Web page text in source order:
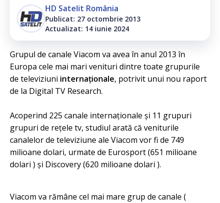
HD Satelit România
Publicat: 27 octombrie 2013
Actualizat: 14 iunie 2024
Grupul de canale Viacom va avea în anul 2013 în
Europa cele mai mari venituri dintre toate grupurile
de televiziuni internaționale, potrivit unui nou raport
de la Digital TV Research.
Acoperind 225 canale internaționale și 11 grupuri
grupuri de rețele tv, studiul arată că veniturile
canalelor de televiziune ale Viacom vor fi de 749
milioane dolari, urmate de Eurosport (651 milioane
dolari ) și Discovery (620 milioane dolari ).
Viacom va rămâne cel mai mare grup de canale (